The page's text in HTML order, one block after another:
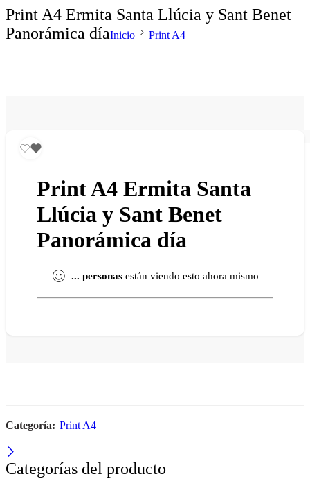
Print A4 Ermita Santa Llúcia y Sant Benet
Panorámica díaInicio Print A4
Print A4 Ermita Santa
Llúcia y Sant Benet
Panorámica día
... personasestán viendo esto ahora mismo
Categoría: Print A4
Categorías del producto